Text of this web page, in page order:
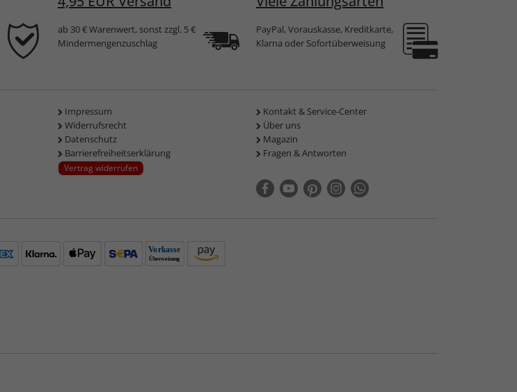
ab 30 € Warenwert, sonst zzgl. 5 €
Mindermengenzuschlag
PayPal, Vorauskasse, Kreditkarte,
Klarna oder Sofortüberweisung
Impressum
Widerrufsrecht
Datenschutz
Barrierefreiheitserklärung
Vertrag widerrufen
Kontakt & Service-Center
Über uns
Magazin
Fragen & Antworten